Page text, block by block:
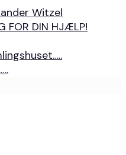
Witzel
FOR DIN HJÆLP!